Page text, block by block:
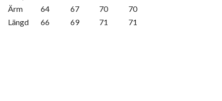
Ärm
64 67 70
70
Längd
66 69 71 71